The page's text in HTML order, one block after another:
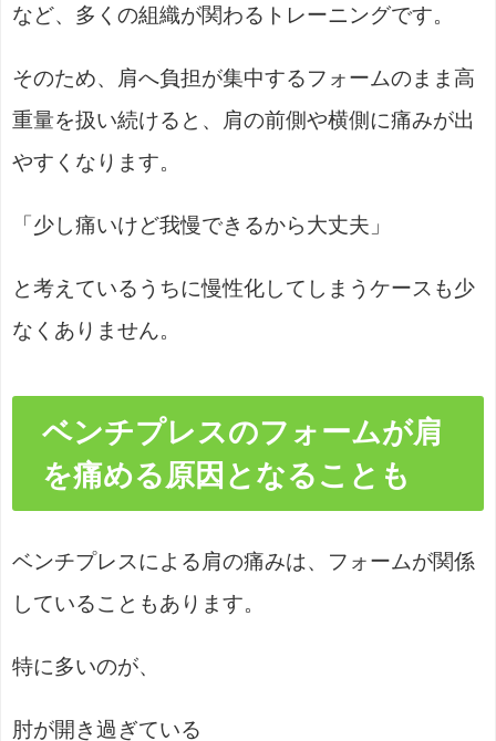
など、多くの組織が関わるトレーニングです。
そのため、肩へ負担が集中するフォームのまま高
重量を扱い続けると、肩の前側や横側に痛みが出
やすくなります。
「少し痛いけど我慢できるから大丈夫」
と考えているうちに慢性化してしまうケースも少
なくありません。
ベンチプレスのフォームが肩
を痛める原因となることも
ベンチプレスによる肩の痛みは、フォームが関係
していることもあります。
特に多いのが、
肘が開き過ぎている